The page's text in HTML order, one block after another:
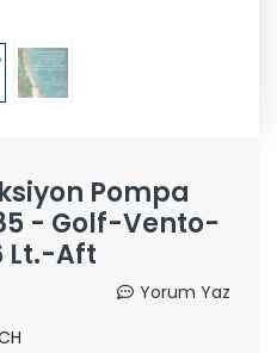
Pompa
- Golf-Vento-
Lt.-Aft
Yorum Yaz